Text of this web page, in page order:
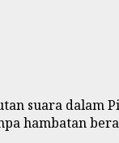
suara dalam
hambatan